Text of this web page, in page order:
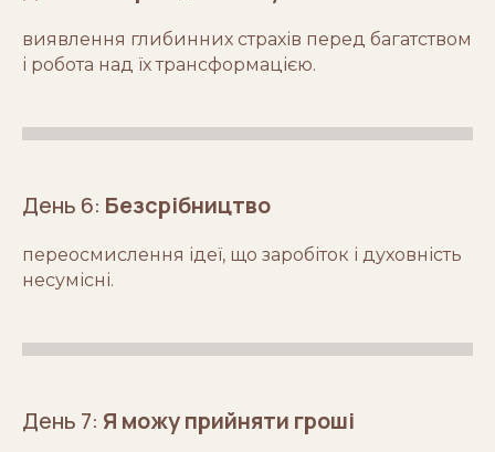
виявлення глибинних страхів перед багатством
і робота над їх трансформацією.
День 6: Безсрібництво
переосмислення ідеї, що заробіток і духовність
несумісні.
День 7: Я можу прийняти гроші